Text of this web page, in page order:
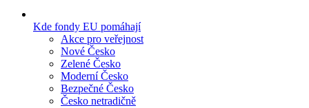
Kde fondy EU pomáhají
Akce pro veřejnost
Nové Česko
Zelené Česko
Moderní Česko
Bezpečné Česko
Česko netradičně